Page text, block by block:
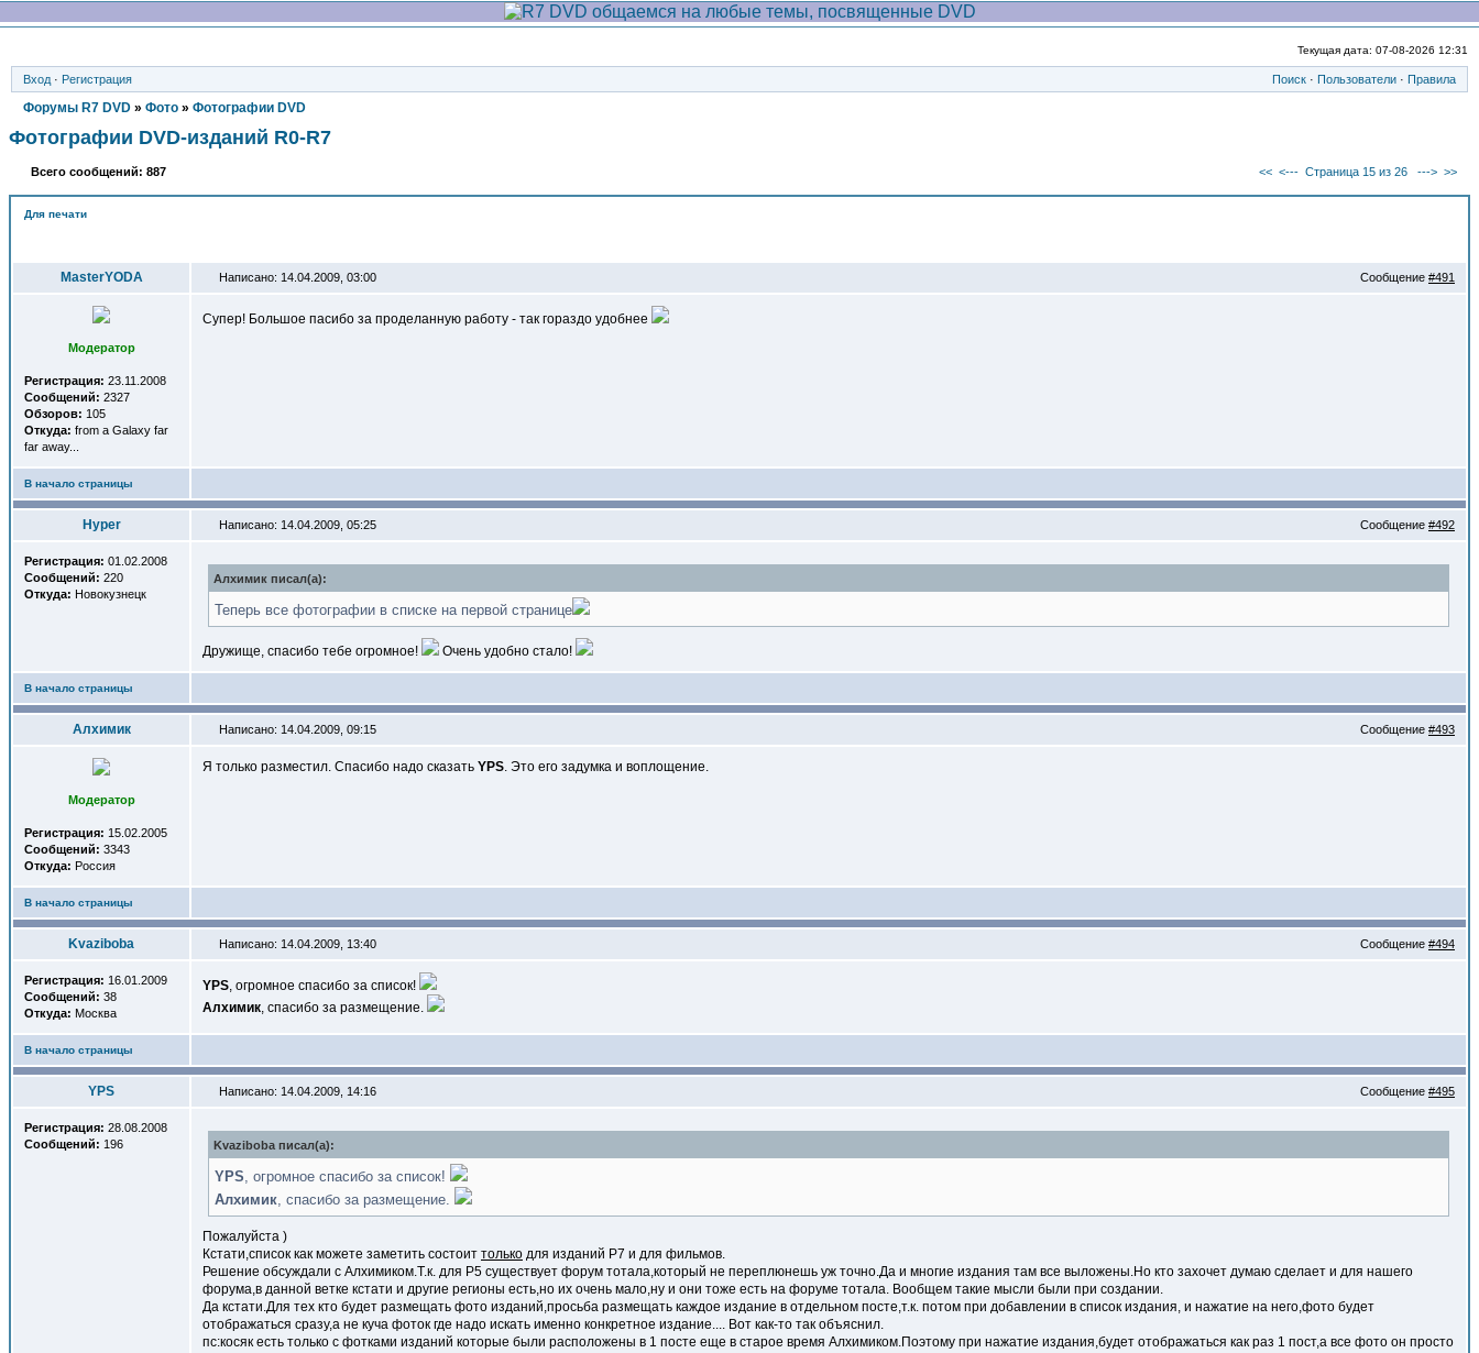
Текущая дата: 07-08-2026 12:31
Вход · Регистрация Поиск · Пользователи · Правила
Форумы R7 DVD » Фото » Фотографии DVD
Фотографии DVD-изданий R0-R7
Всего сообщений: 887 << <--- Страница 15 из 26 ---> >>
Для печати
MasterYODA Написано: 14.04.2009, 03:00 Сообщение #491
Модератор
Регистрация: 23.11.2008
Сообщений: 2327
Обзоров: 105
Откуда: from a Galaxy far
far away...
Супер! Большое пасибо за проделанную работу - так гораздо удобнее
В начало страницы
Hyper Написано: 14.04.2009, 05:25 Сообщение #492
Регистрация: 01.02.2008
Сообщений: 220
Откуда: Новокузнецк
Алхимик писал(a):
Теперь все фотографии в списке на первой странице
Дружище, спасибо тебе огромное! Очень удобно стало!
В начало страницы
Алхимик Написано: 14.04.2009, 09:15 Сообщение #493
Модератор
Регистрация: 15.02.2005
Сообщений: 3343
Откуда: Россия
Я только разместил. Спасибо надо сказать YPS. Это его задумка и воплощение.
В начало страницы
Kvaziboba Написано: 14.04.2009, 13:40 Сообщение #494
Регистрация: 16.01.2009
Сообщений: 38
Откуда: Москва
YPS, огромное спасибо за список!
Алхимик, спасибо за размещение.
В начало страницы
YPS Написано: 14.04.2009, 14:16 Сообщение #495
Регистрация: 28.08.2008
Сообщений: 196 Kvaziboba писал(a):
YPS, огромное спасибо за список!
Алхимик, спасибо за размещение.
Пожалуйста )
Кстати,список как можете заметить состоит только для изданий Р7 и для фильмов.
Решение обсуждали с Алхимиком.Т.к. для Р5 существует форум тотала,который не переплюнешь уж точно.Да и многие издания там все выложены.Но кто захочет думаю сделает и для нашего
форума,в данной ветке кстати и другие регионы есть,но их очень мало,ну и они тоже есть на форуме тотала. Вообщем такие мысли были при создании.
Да кстати.Для тех кто будет размещать фото изданий,просьба размещать каждое издание в отдельном посте,т.к. потом при добавлении в список издания, и нажатие на него,фото будет
отображаться сразу,а не куча фоток где надо искать именно конкретное издание.... Вот как-то так объяснил.
пс:косяк есть только с фотками изданий которые были расположены в 1 посте еще в старое время Алхимиком.Поэтому при нажатие издания,будет отображаться как раз 1 пост,а все фото он просто